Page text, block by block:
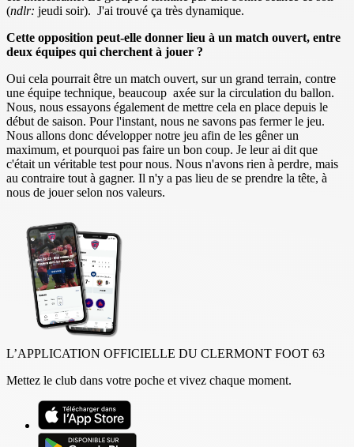
(ndlr: jeudi soir). J'ai trouvé ça très dynamique.
Cette opposition peut-elle donner lieu à un match ouvert, entre
deux équipes qui cherchent à jouer ?
Oui cela pourrait être un match ouvert, sur un grand terrain, contre
une équipe technique, beaucoup axée sur la circulation du ballon.
Nous, nous essayons également de mettre cela en place depuis le
début de saison. Pour l'instant, nous ne savons pas fermer le jeu.
Nous allons donc développer notre jeu afin de les gêner un
maximum, et pourquoi pas faire un bon coup. Je leur ai dit que
c'était un véritable test pour nous. Nous n'avons rien à perdre, mais
au contraire tout à gagner. Il n'y a pas lieu de se prendre la tête, à
nous de jouer selon nos valeurs.
L’APPLICATION OFFICIELLE DU CLERMONT FOOT 63
Mettez le club dans votre poche et vivez chaque moment.